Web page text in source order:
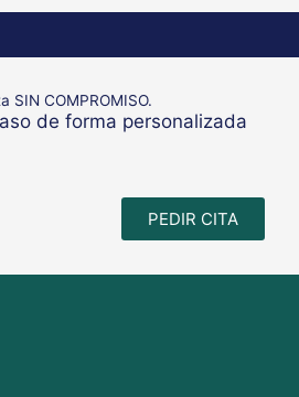
SIN COMPROMISO.
de forma personalizada
PEDIR CITA